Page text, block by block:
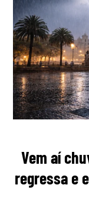
Vem aí
regressa e